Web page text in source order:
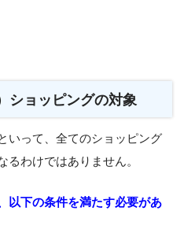
ショッピングの対象
いって、全てのショッピング
るわけではありません。
以下の条件を満たす必要があ